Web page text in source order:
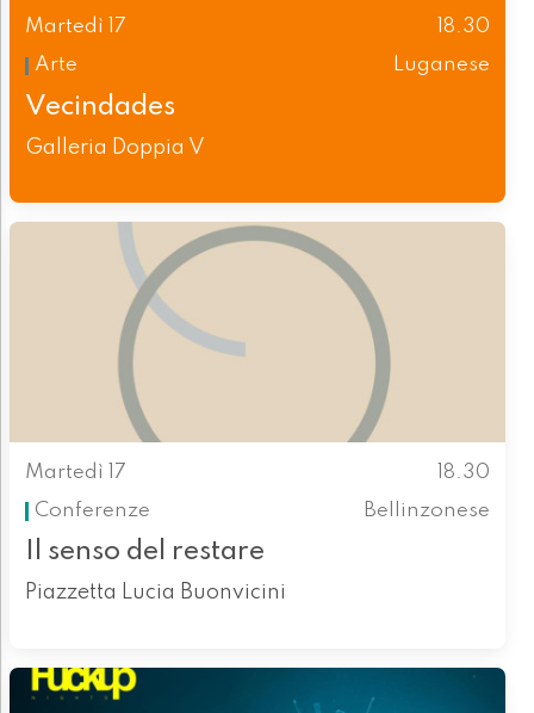
Martedì 17
18.30
Arte
Luganese
Vecindades
Galleria Doppia V
Martedì 17
18.30
Conferenze
Bellinzonese
Il senso del restare
Piazzetta Lucia Buonvicini